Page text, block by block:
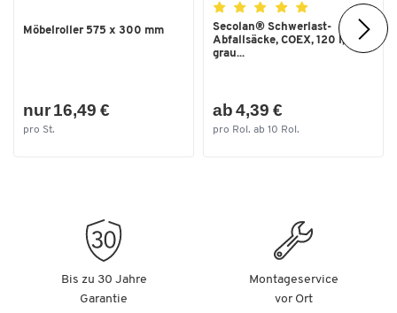
Möbelroller 575 x 300 mm
nur 16,49 €
pro St.
Secolan® Schwerlast-
Abfallsäcke, COEX, 120 l,
grau...
ab 4,39 €
pro Rol. ab 10 Rol.
Bis zu 30 Jahre
Garantie
Montageservice
vor Ort